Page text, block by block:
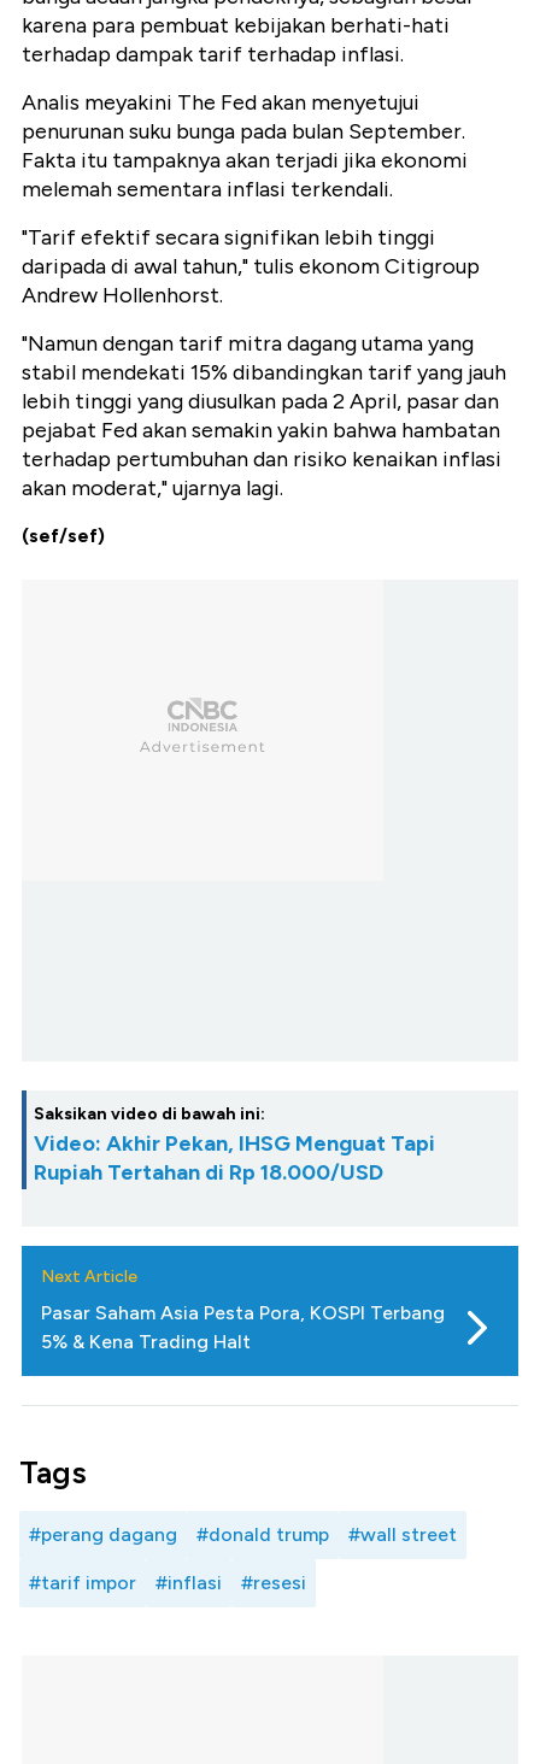
karena para pembuat kebijakan berhati-hati
terhadap dampak tarif terhadap inflasi.
Analis meyakini The Fed akan menyetujui
penurunan suku bunga pada bulan September.
Fakta itu tampaknya akan terjadi jika ekonomi
melemah sementara inflasi terkendali.
"Tarif efektif secara signifikan lebih tinggi
daripada di awal tahun," tulis ekonom Citigroup
Andrew Hollenhorst.
"Namun dengan tarif mitra dagang utama yang
stabil mendekati 15% dibandingkan tarif yang jauh
lebih tinggi yang diusulkan pada 2 April, pasar dan
pejabat Fed akan semakin yakin bahwa hambatan
terhadap pertumbuhan dan risiko kenaikan inflasi
akan moderat," ujarnya lagi.
(sef/sef)
Saksikan video di bawah ini:
Video: Akhir Pekan, IHSG Menguat Tapi
Rupiah Tertahan di Rp 18.000/USD
Next Article
Pasar Saham Asia Pesta Pora, KOSPI Terbang
5% & Kena Trading Halt
Tags
#perang dagang #donald trump #wall street
#tarif impor #inflasi #resesi